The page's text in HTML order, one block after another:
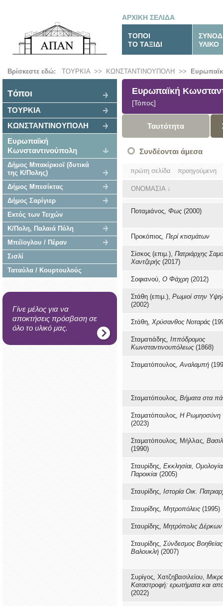
ΑΡΧΙΚΗ ΣΕΛΙΔΑ
ΤΟΠΟΙ
ΤΟ ΤΑΞΙΔΙ
ΥΛΙΚΟ
Βρίσκεστε εδώ: ΤΟΥΡΚΙΑ>> ΚΩΝΣΤΑΝΤΙΝΟΥΠΟΛΗ >>
Tόποι
ΤΟΥΡΚΙΑ
ΚΩΝΣΤΑΝΤΙΝΟΥΠΟΛΗ
Ευρωπαϊκή
Κωνσταντινούπολη
Δήμος Μπακίρκιοϊ (δυτικά
της Κ/Πολης)
Δήμος Μπεσίκτας
Δήμος Σαρίγιερ
Εκτός των Τειχών
Κ/Πολη, Παλαιά Πόλη
Μπέϊογλου / Πέραν
Σισλί
Ταταύλα / Κουρτουλούς
Γίνε μέλος για να
αποκτήσεις πρόσβαση σε
όλο το υλικό μας.
Ευρωπαϊκή
[Τόπος]
Ταυτότητα
Συνδέονται άμεσα
πρώτη σελίδα προηγούμενη
ΟΝΟΜΑΣΙΑ↓
Ποταμιάνος, Φως (2000)
Προκόπιος, Περί κτισμάτων
Σίσκος (επιμ.), Πατριάρχης
Χαντζερής (2017)
Σοφιανού, Ο Φάχρη (2012)
Στάθη (επιμ.), Ρωμιοί στην
(2002)
Στάθη, Χρύσανθος Νοταράς
Σταματιάδης, Ιππόδρομος
Κωνσταντινουπόλεως (1868)
Σταματόπουλος,Αναλαμπή
Σταματόπουλος, Βήματα στα
Σταματόπουλος, Η Ρωμηοσύνη
(2023)
Σταματόπουλος, Μήλλας,
(1990)
Σταυρίδης, Εκκλησίαι,
Παροικίαι (2005)
Σταυρίδης, Ιστορία Οικ.
Σταυρίδης, Μητροπόλεις (1995)
Σταυρίδης, Μητρόπολις Δέρκων
Σταυρίδης, Σύνδεσμος
Βαλουκλή (2007)
Συρίγος, Χατζηβασιλείου,
Καταστροφή: ερωτήματα και
(2022)